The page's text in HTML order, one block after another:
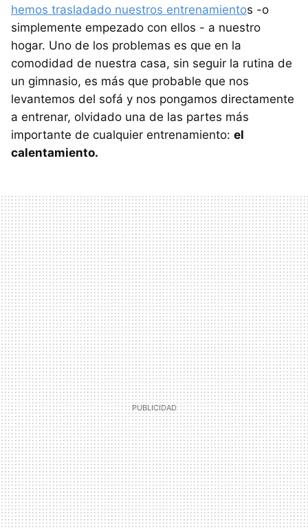
hemos trasladado nuestros entrenamientos -o
simplemente empezado con ellos - a nuestro
hogar. Uno de los problemas es que en la
comodidad de nuestra casa, sin seguir la rutina de
un gimnasio, es más que probable que nos
levantemos del sofá y nos pongamos directamente
a entrenar, olvidado una de las partes más
importante de cualquier entrenamiento: el
calentamiento.